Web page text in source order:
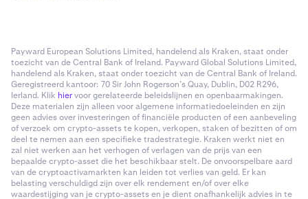
Payward European Solutions Limited, handelend als Kraken, staat onder
toezicht van de Central Bank of Ireland. Payward Global Solutions Limited,
handelend als Kraken, staat onder toezicht van de Central Bank of Ireland.
Geregistreerd kantoor: 70 Sir John Rogerson’s Quay, Dublin, D02 R296,
Ierland. Klik hiervoor gerelateerde beleidslijnen en openbaarmakingen.
Deze materialen zijn alleen voor algemene informatiedoeleinden en zijn
geen advies over investeringen of financiële producten of een aanbeveling
of verzoek om crypto-assets te kopen, verkopen, staken of bezitten of om
deel te nemen aan een specifieke tradestrategie. Kraken werkt niet en
zal niet werken aan het verhogen of verlagen van de prijs van een
bepaalde crypto-asset die het beschikbaar stelt. De onvoorspelbare aard
van de cryptoactivamarkten kan leiden tot verlies van geld. Er kan
belasting verschuldigd zijn over elk rendement en/of over elke
waardestijging van je crypto-assets en je dient onafhankelijk advies in te